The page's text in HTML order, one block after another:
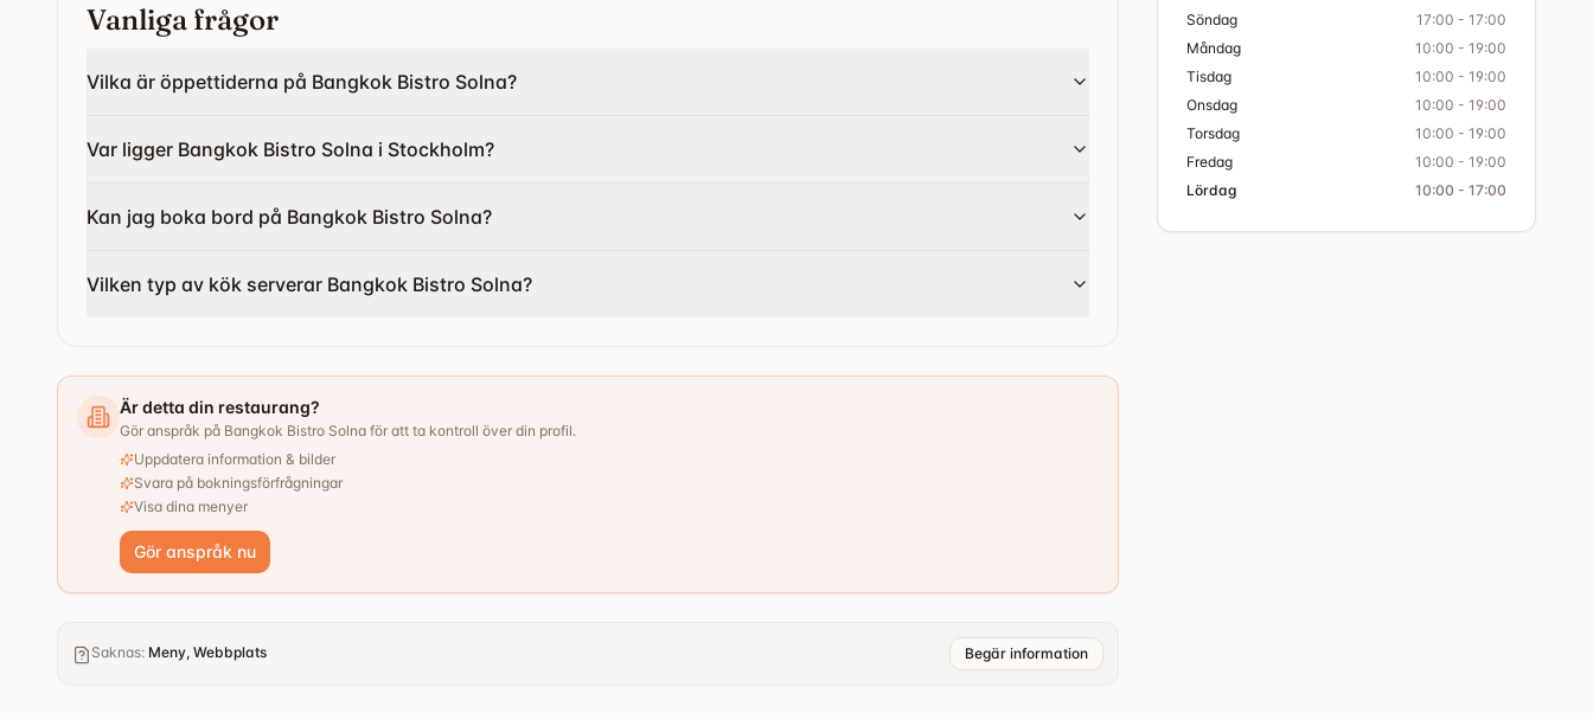
Vanliga frågor
Vilka är öppettiderna på Bangkok Bistro Solna?
Var ligger Bangkok Bistro Solna i Stockholm?
Kan jag boka bord på Bangkok Bistro Solna?
Vilken typ av kök serverar Bangkok Bistro Solna?
Är detta din restaurang?
Gör anspråk på Bangkok Bistro Solna för att ta kontroll över din profil.
Uppdatera information & bilder
Svara på bokningsförfrågningar
Visa dina menyer
Gör anspråk nu
Saknas: Meny, Webbplats Begär information
Söndag
17:00 - 17:00
Måndag
10:00 - 19:00
Tisdag
10:00 - 19:00
Onsdag
10:00 - 19:00
Torsdag
10:00 - 19:00
Fredag
10:00 - 19:00
Lördag
10:00 - 17:00